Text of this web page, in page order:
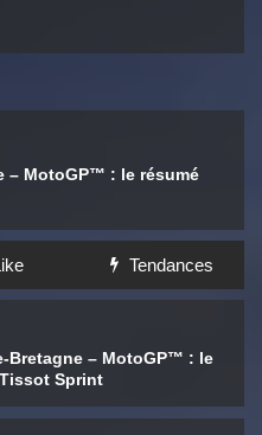
– MotoGP™ : le résumé
Tendances
Bretagne – MotoGP™ : le
Sprint